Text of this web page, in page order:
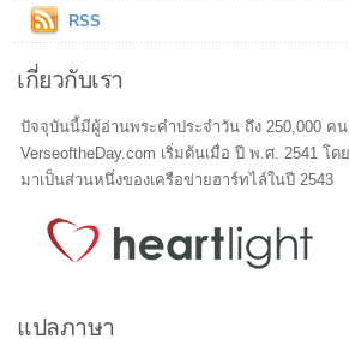
RSS
เกี่ยวกับเรา
ปัจจุบันนี้มีผู้อ่านพระคำประจำวัน ถึง 250,000 คน
VerseoftheDay.com เริ่มต้นเมื่อ ปี พ.ศ. 2541 โ
มาเป็นส่วนหนึ่งของเครือข่ายฮาร์ทไล์ในปี 2543
แปลภาษา